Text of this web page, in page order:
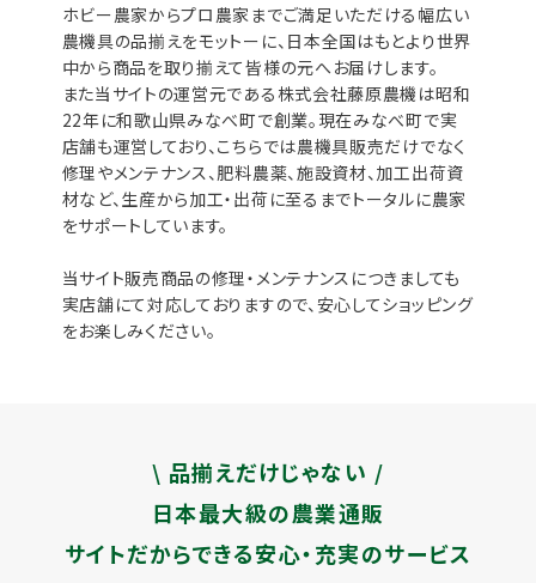
ホビー農家からプロ農家までご満足いただける幅広い
農機具の品揃えをモットーに、日本全国はもとより世界
中から商品を取り揃えて皆様の元へお届けします。
また当サイトの運営元である株式会社藤原農機は昭和
22年に和歌山県みなべ町で創業。現在みなべ町で実
店舗も運営しており、こちらでは農機具販売だけでなく
修理やメンテナンス、肥料農薬、施設資材、加工出荷資
材など、生産から加工・出荷に至るまでトータルに農家
をサポートしています。
当サイト販売商品の修理・メンテナンスにつきましても
実店舗にて対応しておりますので、安心してショッピング
をお楽しみください。
\ 品揃えだけじゃない /
日本最大級の農業通販
サイトだからできる安心・充実のサービス